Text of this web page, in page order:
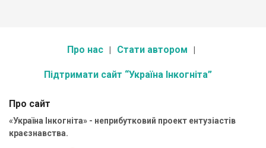
Про нас Стати автором
Підтримати сайт “Україна Інкогніта”
Про сайт
«Україна Інкогніта» - неприбутковий проект ентузіастів
краєзнавства.